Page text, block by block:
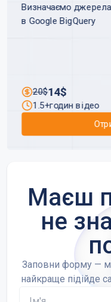
Визначаємо
в Google BigQuery
20$14$
1.5+годин відео
з
побудувати на
BigQuery, то
1.5+
годин відео
Маєш
не
Заповни форму —
найкраще підійде